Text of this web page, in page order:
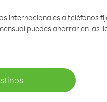
internacionales a teléfonos
puedes ahorrar en las